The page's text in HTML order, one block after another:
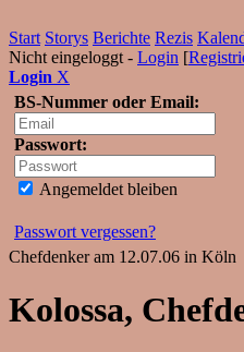
Start Storys Berichte Rezis
Nicht eingeloggt - Login [
Login X
BS-Nummer oder Email:
Passwort:
Angemeldet bleiben
Passwort vergessen?
Chefdenker am 12.07.06 in Köln
Kolossa,